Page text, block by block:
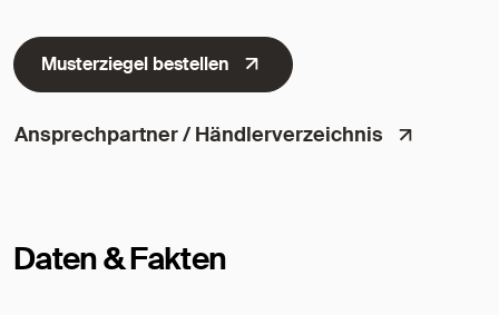
Musterziegel bestellen
Ansprechpartner / Händlerverzeichnis
Daten & Fakten